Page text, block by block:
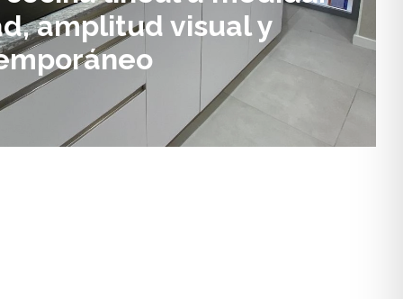
amplitud visual y